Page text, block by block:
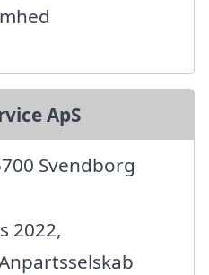
ApS
Svendborg
2022,